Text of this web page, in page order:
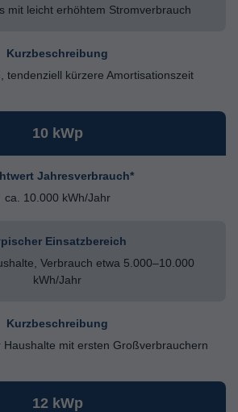
mit leicht erhöhtem Stromverbrauch
Kurzbeschreibung
tendenziell kürzere Amortisationszeit
10 kWp
Jahresverbrauch*
ca. 10.000 kWh/Jahr
Einsatzbereich
Verbrauch etwa 5.000–10.000
kWh/Jahr
Kurzbeschreibung
Haushalte mit ersten Großverbrauchern
12 kWp